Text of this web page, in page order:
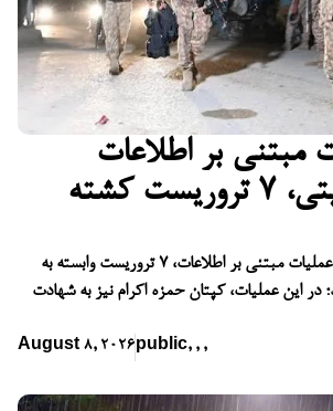
مبتنی بر اطلاعات
نیروهای امنیتی، ۷ تروریست کشته
در هنگو، در جریان یک عملیات مبتنی بر اطلاعات، ۷ تروریست وابسته به
در این عملیات، کپتان حمزه اکرام نیز به شهادت
August 8, 2026 public, , ,